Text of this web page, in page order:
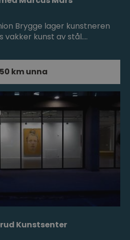
Brygge lager kunstneren
vakker kunst av stål.…
km unna
Kunstsenter